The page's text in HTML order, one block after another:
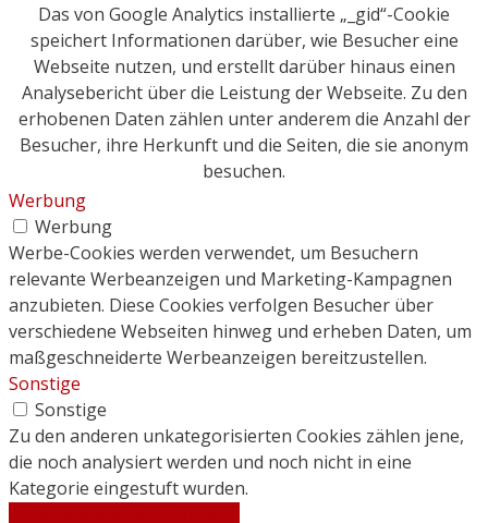
Das von Google Analytics installierte „_gid“-Cookie
speichert Informationen darüber, wie Besucher eine
Webseite nutzen, und erstellt darüber hinaus einen
Analysebericht über die Leistung der Webseite. Zu den
erhobenen Daten zählen unter anderem die Anzahl der
Besucher, ihre Herkunft und die Seiten, die sie anonym
besuchen.
Werbung
Werbung
Werbe-Cookies werden verwendet, um Besuchern
relevante Werbeanzeigen und Marketing-Kampagnen
anzubieten. Diese Cookies verfolgen Besucher über
verschiedene Webseiten hinweg und erheben Daten, um
maßgeschneiderte Werbeanzeigen bereitzustellen.
Sonstige
Sonstige
Zu den anderen unkategorisierten Cookies zählen jene,
die noch analysiert werden und noch nicht in eine
Kategorie eingestuft wurden.